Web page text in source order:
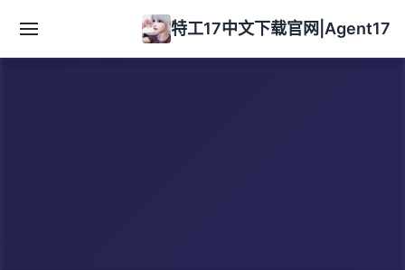
特工17中文下载官网|Agent17